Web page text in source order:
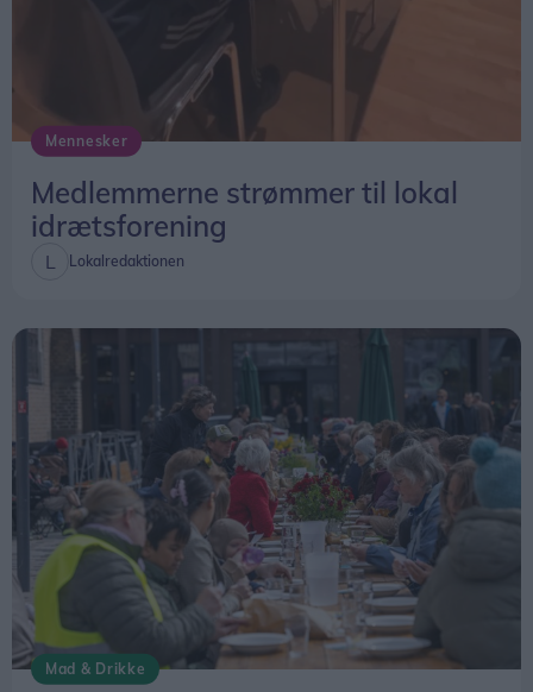
Mennesker
Medlemmerne strømmer til lokal
idrætsforening
Lokalredaktionen
Mad & Drikke